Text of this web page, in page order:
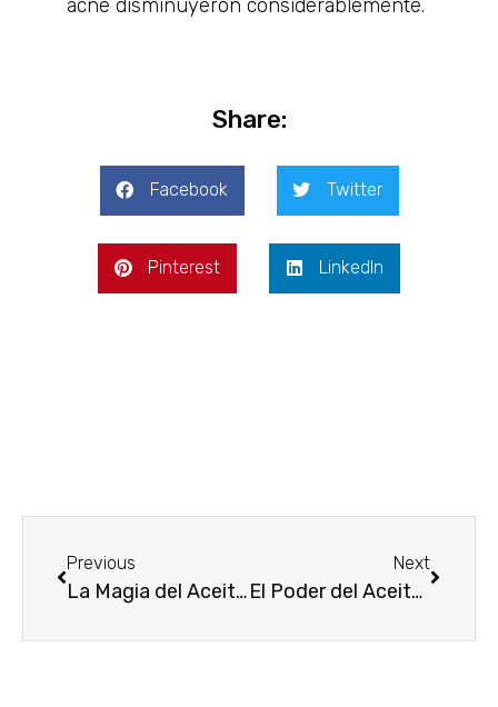
acné disminuyeron considerablemente.
Share:
Facebook Twitter
Pinterest LinkedIn
Previous
La Magia del Aceite de Caléndula en Jabones Artesanales
Next
El Poder del Aceite de Cáñamo y Manteca de Murumuru en el Cuidado de tu Piel